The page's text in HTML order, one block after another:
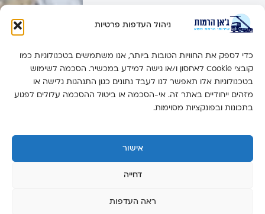
ניהול העדפות פרטיות
כדי לספק את החוויות הטובות ביותר, אנו משתמשים בטכנולוגיות כמו
קובצי Cookie לאחסון ו/או גישה למידע במכשיר. הסכמה לשימוש
בטכנולוגיות אלו תאפשר לנו לעבד נתונים כגון התנהגות גלישה או
מזהים ייחודיים באתר זה. אי-הסכמה או ביטול ההסכמה עלולים לפגוע
בתכונות ובפונקציות מסוימות.
אישור
דחייה
ראה העדפות
ראשון
חמישי:
זמין 24
שעות
יום